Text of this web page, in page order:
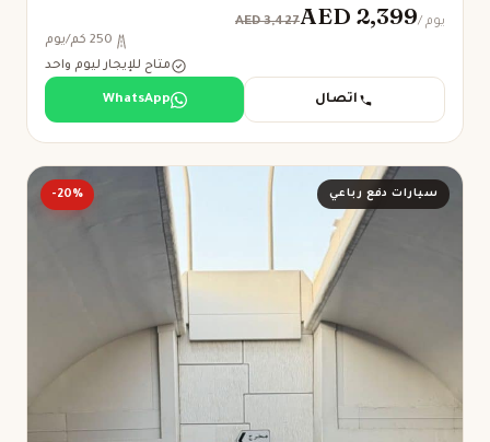
AED 3,427AED 2,399 / يوم
250 كم/يوم
متاح للإيجار ليوم واحد
اتصال WhatsApp
سيارات دفع رباعي -20%